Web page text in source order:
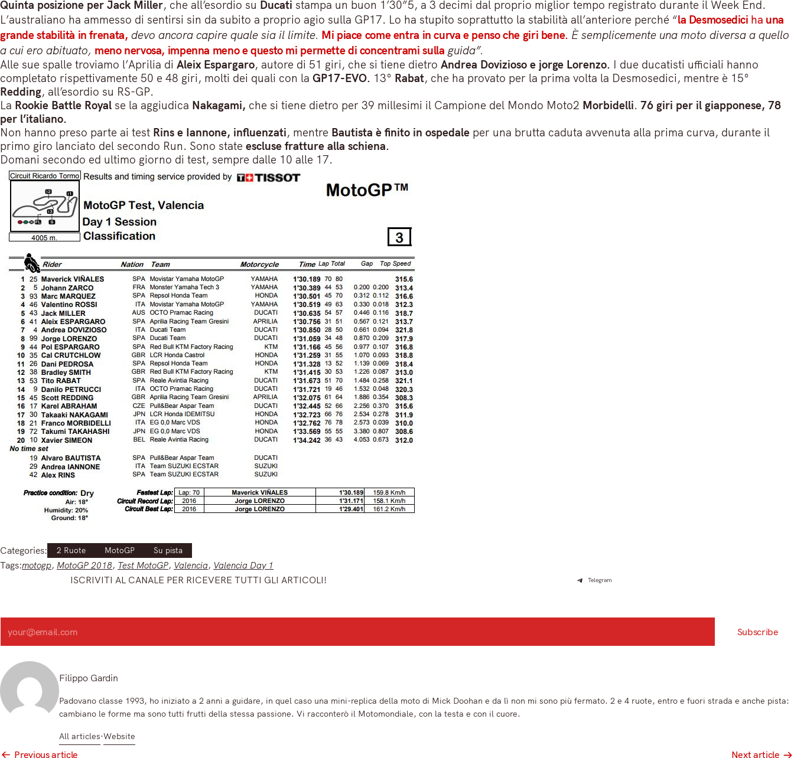
Quinta posizione per Jack Miller, che all’esordio su Ducati stampa un buon 1’30”5, a 3 decimi dal proprio miglior tempo registrato durante il Week End.
L’australiano ha ammesso di sentirsi sin da subito a proprio agio sulla GP17. Lo ha stupito soprattutto la stabilità all’anteriore perché “la Desmosedici ha una
grande stabilità in frenata, devo ancora capire quale sia il limite. Mi piace come entra in curva e penso che giri bene. È semplicemente una moto diversa a quello
a cui ero abituato, meno nervosa, impenna meno e questo mi permette di concentrami sulla guida”.
Alle sue spalle troviamo l’Aprilia di Aleix Espargaro, autore di 51 giri, che si tiene dietro Andrea Dovizioso e jorge Lorenzo. I due ducatisti ufficiali hanno
completato rispettivamente 50 e 48 giri, molti dei quali con la GP17-EVO. 13° Rabat, che ha provato per la prima volta la Desmosedici, mentre è 15°
Redding, all’esordio su RS-GP.
La Rookie Battle Royal se la aggiudica Nakagami, che si tiene dietro per 39 millesimi il Campione del Mondo Moto2 Morbidelli. 76 giri per il giapponese, 78
per l’italiano.
Non hanno preso parte ai test Rins e Iannone, influenzati, mentre Bautista è finito in ospedale per una brutta caduta avvenuta alla prima curva, durante il
primo giro lanciato del secondo Run. Sono state escluse fratture alla schiena.
Domani secondo ed ultimo giorno di test, sempre dalle 10 alle 17.
Categories: 2 Ruote MotoGP Su pista
Tags:motogp, MotoGP 2018, Test MotoGP, Valencia, Valencia Day 1
ISCRIVITI AL CANALE PER RICEVERE TUTTI GLI ARTICOLI! Telegram
Search
Subscribe
Filippo Gardin
Padovano classe 1993, ho iniziato a 2 anni a guidare, in quel caso una mini-replica della moto di Mick Doohan e da lì non mi sono più fermato. 2 e 4 ruote, entro e fuori strada e anche pista:
cambiano le forme ma sono tutti frutti della stessa passione. Vi racconterò il Motomondiale, con la testa e con il cuore.
All articles Website
PostPrevious article Next article